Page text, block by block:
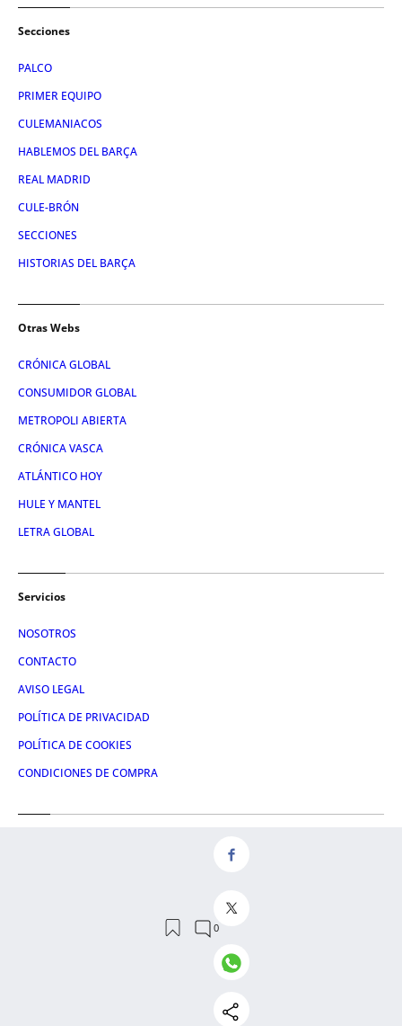
Secciones
PALCO
PRIMER EQUIPO
CULEMANIACOS
HABLEMOS DEL BARÇA
REAL MADRID
CULE-BRÓN
SECCIONES
HISTORIAS DEL BARÇA
Otras Webs
CRÓNICA GLOBAL
CONSUMIDOR GLOBAL
METROPOLI ABIERTA
CRÓNICA VASCA
ATLÁNTICO HOY
HULE Y MANTEL
LETRA GLOBAL
Servicios
NOSOTROS
CONTACTO
AVISO LEGAL
POLÍTICA DE PRIVACIDAD
POLÍTICA DE COOKIES
CONDICIONES DE COMPRA
© 2026 Crónica Global Media, SL